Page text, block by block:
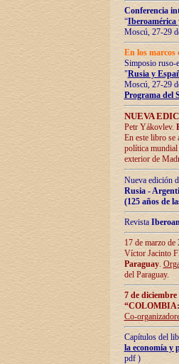
Conferencia
“Iberoamérica
Moscú, 27-29
En los marcos
Simposio ruso-
"Rusia y
Moscú, 27-29
Programa del
NUEVA
Petr Yákovlev.
En este libro se
política mundial
exterior de
Nueva edición
Rusia -
(125 años de
Revista
17 de marzo
Víctor Jacinto
Paraguay.
del Paraguay.
7 de
Co-
Capítulos del
la economía y
pdf )